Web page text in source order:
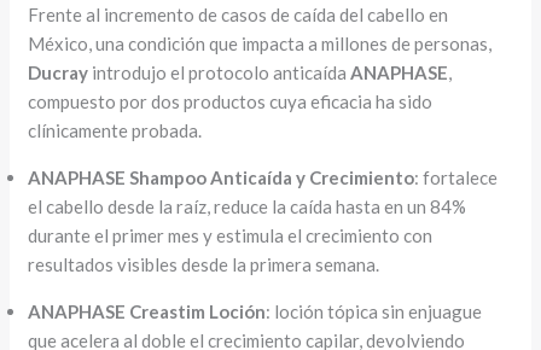
Frente al incremento de casos de caída del cabello en
México, una condición que impacta a millones de personas,
Ducray introdujo el protocolo anticaída ANAPHASE
compuesto por dos productos cuya eficacia ha sido
clínicamente probada.
ANAPHASE Shampoo Anticaída y Crecimiento: fortalece
el cabello desde la raíz, reduce la caída hasta en un 84%
durante el primer mes y estimula el crecimiento con
resultados visibles desde la primera semana.
ANAPHASE Creastim Loción: loción tópica sin enjuague
que acelera al doble el crecimiento capilar, devolviendo